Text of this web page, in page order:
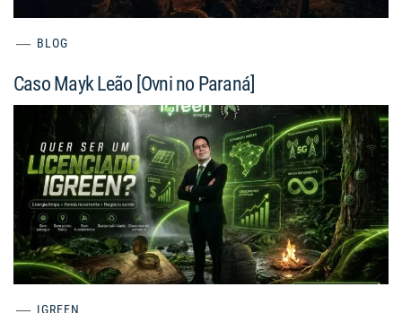
BLOG
Caso Mayk Leão [Ovni no Paraná]
IGREEN